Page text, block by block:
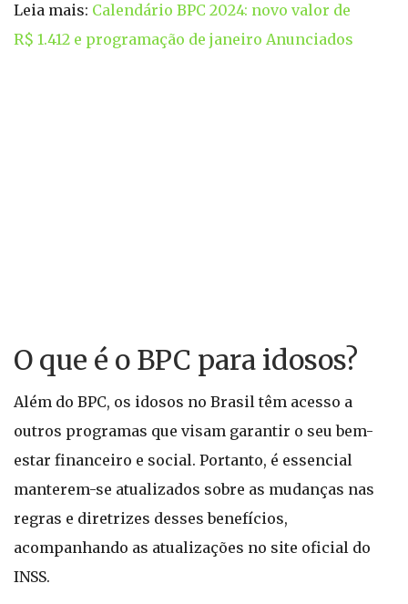
Leia mais: Calendário BPC 2024: novo valor de
R$ 1.412 e programação de janeiro Anunciados
O que é o BPC para idosos?
Além do BPC, os idosos no Brasil têm acesso a
outros programas que visam garantir o seu bem-
estar financeiro e social. Portanto, é essencial
manterem-se atualizados sobre as mudanças nas
regras e diretrizes desses benefícios,
acompanhando as atualizações no site oficial do
INSS.